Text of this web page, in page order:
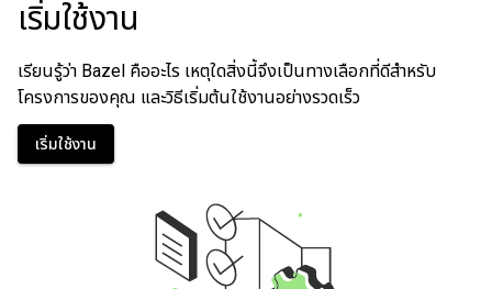
เริ่มใช้งาน
เรียนรู้ว่า Bazel คืออะไร เหตุใดสิ่งนี้จึงเป็นทางเลือกที่ดีสำหรับ
โครงการของคุณ และวิธีเริ่มต้นใช้งานอย่างรวดเร็ว
เริ่มใช้งาน